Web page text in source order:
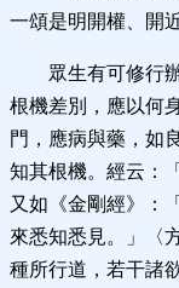
一頌是明開權、開
眾生有可修行
根機差別，應以何
門，應病與藥，如
知其根機。經云：
又如《金剛經》：
來悉知悉見。」〈
種所行道，若干諸